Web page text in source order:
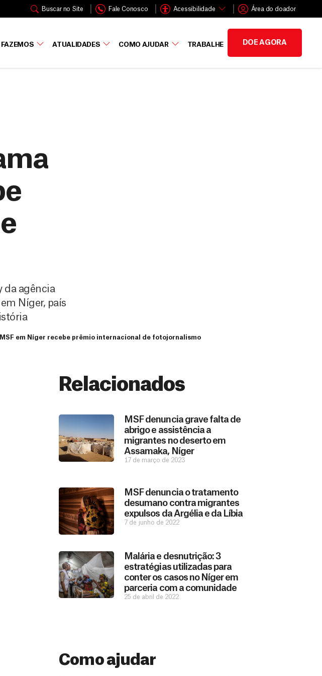
Buscar no Site Fale Conosco Acessibilidade Área do doador
FAZEMOS ATUALIDADES COMO AJUDAR TRABALHE DOE AGORA
da agência
Níger, país
em Níger recebe prêmio internacional de fotojornalismo
Relacionados
MSF denuncia grave falta de
abrigo e assistência a
migrantes no deserto em
Assamaka, Níger
17 de março de 2023
MSF denuncia o tratamento
desumano contra migrantes
expulsos da Argélia e da Líbia
7 de junho de 2022
Malária e desnutrição: 3
estratégias utilizadas para
conter os casos no Níger em
parceria com a comunidade
25 de abril de 2022
Como ajudar